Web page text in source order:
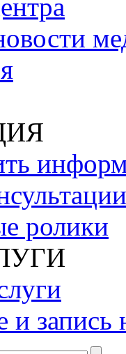
ролики
и запись